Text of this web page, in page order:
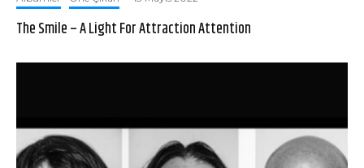
The Smile – A Light For Attraction Attention